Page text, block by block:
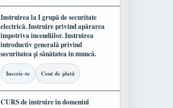
Instruirea la I grupă de securitate
electrică. Instruire privind apărarea
împotriva incendiilor. Instruirea
introductiv generală privind
securitatea și sănătatea în muncă.
Inscrie-te Cont de plată
CURS de instruire în domeniul